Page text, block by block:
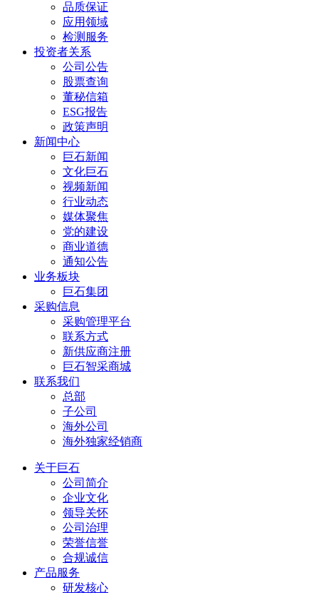
品质保证
应用领域
检测服务
投资者关系
公司公告
股票查询
董秘信箱
ESG报告
政策声明
新闻中心
巨石新闻
文化巨石
视频新闻
行业动态
媒体聚焦
党的建设
商业道德
通知公告
业务板块
巨石集团
采购信息
采购管理平台
联系方式
新供应商注册
巨石智采商城
联系我们
总部
子公司
海外公司
海外独家经销商
关于巨石
公司简介
企业文化
领导关怀
公司治理
荣誉信誉
合规诚信
产品服务
研发核心